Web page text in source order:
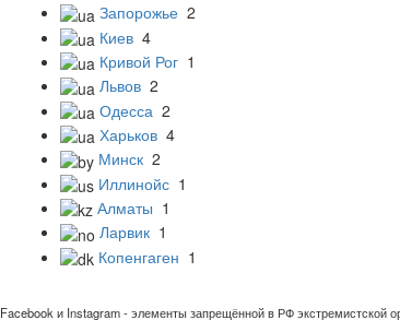
Запорожье 2
Киев 4
Кривой Рог 1
Львов 2
Одесса 2
Харьков 4
Минск 2
Иллинойс 1
Алматы 1
Ларвик 1
Копенгаген 1
Facebook и Instagram - элементы запрещённой в РФ экстремистской